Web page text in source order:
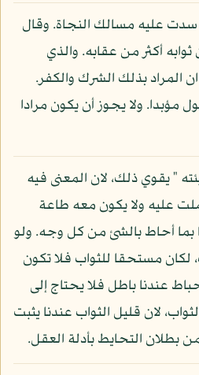
سدت عليه مسالك النجاة. وقال
ثوابه أكثر من عقابه. والذي
المراد بذلك الشرك والكفر.
مؤبدا. ولا يجوز أن يكون مرادا
" يقوي ذلك، لان المعنى فيه
عليه ولا يكون معه طاعة
بما أحاط بالشئ من كل وجه. ولو
مستحقا للثواب فلا تكون
عندنا باطل فلا يحتاج إلى
لان قليل الثواب عندنا يثبت
بطلان التحايط بأدلة العقل.